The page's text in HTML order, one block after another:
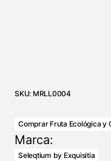
SKU: MRLL0004
Comprar Fruta Ecológica y
Marca:
Seleqtium by Exquisitia